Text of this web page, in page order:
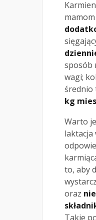
mamom
sposób
wagi;
średnio
kg
Warto
laktacja
to, aby
oraz
Takie